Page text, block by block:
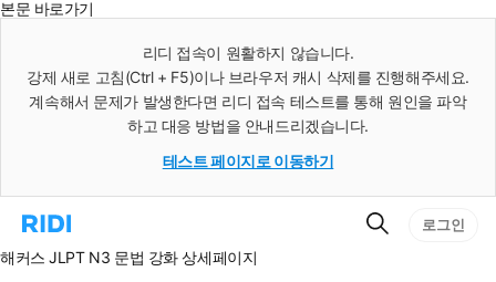
본문 바로가기
리디 접속이 원활하지 않습니다.
강제 새로 고침(Ctrl + F5)이나 브라우저 캐시 삭제를 진행해주세요.
계속해서 문제가 발생한다면 리디 접속 테스트를 통해 원인을 파악
하고 대응 방법을 안내드리겠습니다.
테스트 페이지로 이동하기
리
홈
검
로그인
해커스 JLPT N3 문법 강화 상세페이지